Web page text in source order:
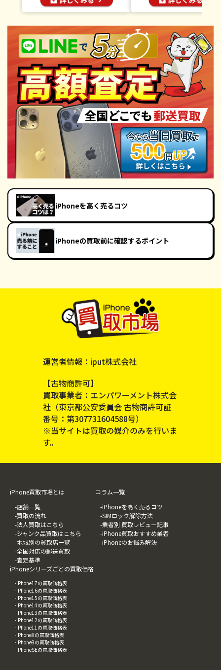
iPhoneを高く売るコツ
iPhoneの買取前に確認するポイント
iPhone買取市場とは
-店舗一覧
-買取の流れ
-法人買取はこちら
-ジャンク品買取はこちら
-地域別の買取店一覧
-全国対応の郵送買取
-査定基準
コラム一覧
-iPhoneを高く売るコツ
-SIMロック解除方法
-業者別 買取レビュー記事
-iPhone買取おすすめ業者
-iPhoneのお悩み解決
iPhoneシリーズごとの買取価格
-iPhone17の買取価格表
-iPhone16の買取価格表
-iPhone15の買取価格表
-iPhone14の買取価格表
-iPhone13の買取価格表
-iPhone12の買取価格表
-iPhone11の買取価格表
-iPhoneXの買取価格表
-iPhone8の買取価格表
-iPhoneSEの買取価格表
運営者情報：iput株式会社
【古物商許可】
買取事業者：エンパワーメント株式会
社（東京都公安委員会 古物商許可証
番号：第307731604588号）
※当サイトは買取の媒介のみを行いま
す。